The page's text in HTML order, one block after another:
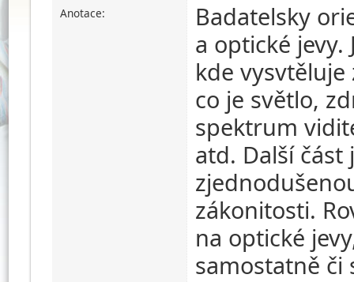
Anotace:
Badatelsky
a optické
kde
co je světlo,
spektrum
atd. Další
zákonitosti.
na optické
samostatně či